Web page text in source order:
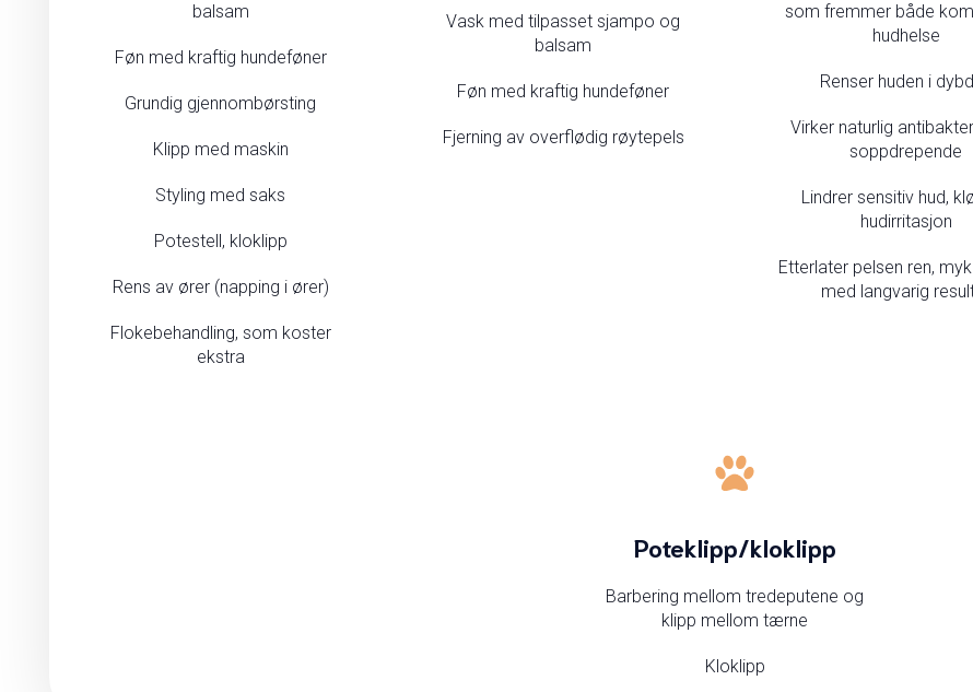
balsam
Føn med kraftig hundeføner
Grundig gjennombørsting
Klipp med maskin
Styling med saks
Potestell, kloklipp
Rens av ører (napping i ører)
Flokebehandling, som koster
ekstra
Vask med tilpasset sjampo og
balsam
Føn med kraftig hundeføner
Fjerning av overflødig røytepels
som fremmer både
hudhelse
Renser huden i
Virker naturlig
soppdrepende
Lindrer sensitiv hud,
hudirritasjon
Etterlater pelsen ren,
med langvarig
Poteklipp/kloklipp
Barbering mellom tredeputene og
klipp mellom tærne
Kloklipp